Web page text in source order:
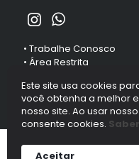
Este site usa cookies
você obtenha a melhor
nosso site. Ao usar
consente cookies.
Aceitar
• Trabalhe Conosco
• Área Restrita